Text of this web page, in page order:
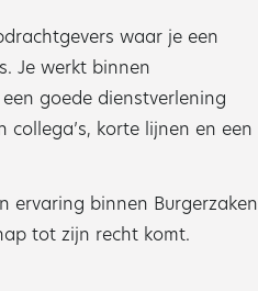
waar je een
Je werkt binnen
goede dienstverlening
korte lijnen en een
ervaring binnen Burgerzaken
tot zijn recht komt.